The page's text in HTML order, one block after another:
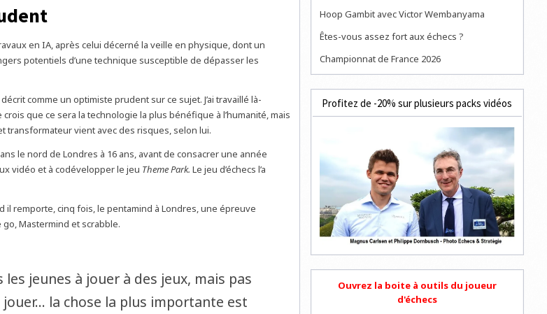
en IA, après celui décerné la veille en physique, dont un
potentiels d’une technique susceptible de dépasser les
décrit comme un optimiste prudentsur ce sujet. J’ai travaillé là-
que ce sera la technologie la plus bénéfique à l’humanité, mais
transformateur vient avec des risques , selon lui.
le nord de Londres à 16 ans, avant de consacrer une année
vidéo et à codévelopper le jeu Theme Park. Le jeu d’échecs l’a
il remporte, cinq fois, le pentamind à Londres, une épreuve
Mastermind et scrabble.
les jeunes à jouer à des jeux, mais pas
la chose la plus importante est
Hoop Gambit avec Victor Wembanyama
Êtes-vous assez fort aux échecs ?
Championnat de France 2026
Profitez de -20% sur plusieurs packs vidéos
Ouvrez la boite à outils du joueur
d'échecs